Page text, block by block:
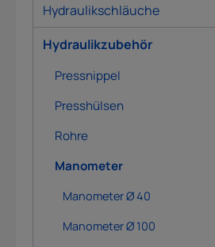
Hydraulikschläuche
Hydraulikzubehör
Pressnippel
Presshülsen
Rohre
Manometer
Manometer Ø 40
Manometer Ø 100